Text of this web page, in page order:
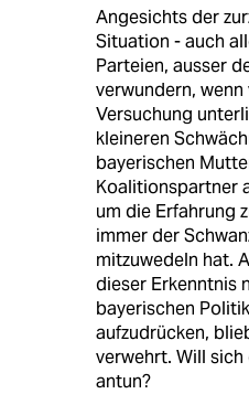
Angesichts der
Situation - auch
Parteien, ausser
verwundern,
Versuchung
kleineren
bayerischen
Koalitionspartner
um die Erfahrung
immer der
mitzuwedeln hat.
dieser Erkenntnis
bayerischen
aufzudrücken,
verwehrt. Will
antun?